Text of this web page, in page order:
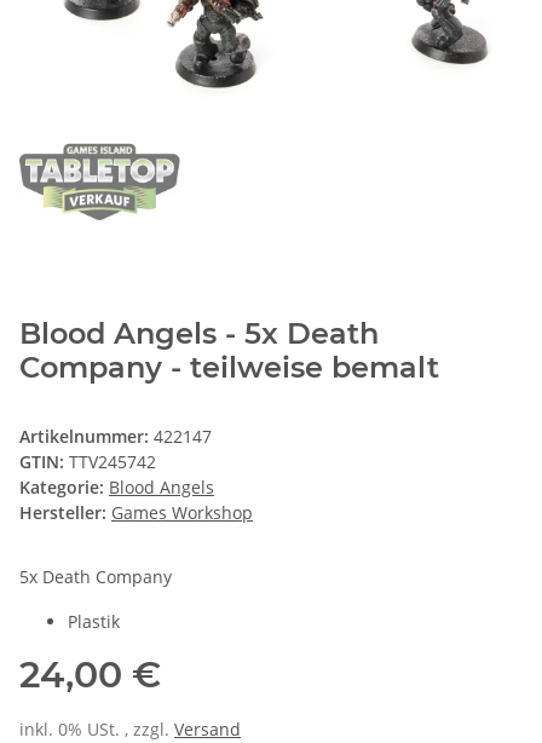
Blood Angels - 5x Death
Company - teilweise bemalt
Artikelnummer: 422147
GTIN: TTV245742
Kategorie: Blood Angels
Hersteller: Games Workshop
5x Death Company
Plastik
24,00 €
inkl. 0% USt. , zzgl. Versand